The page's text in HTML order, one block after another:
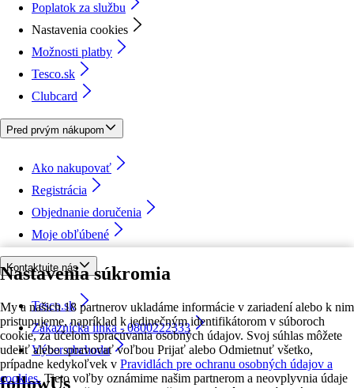
Nastavenia súkromia
My a našich 18 partnerov ukladáme informácie v zariadení alebo k nim
pristupujeme, napríklad k jedinečným identifikátorom v súboroch
cookie, za účelom spracúvania osobných údajov. Svoj súhlas môžete
udeliť alebo spravovať voľbou Prijať alebo Odmietnuť všetko,
prípadne kedykoľvek v Pravidlách pre ochranu osobných údajov a
cookies. Tieto voľby oznámime našim partnerom a neovplyvnia údaje
Poplatok za službu
Nastavenia cookies
Možnosti platby
Tesco.sk
Clubcard
Pred prvým nákupom
Ako nakupovať
Registrácia
Objednanie doručenia
Moje obľúbené
Kontaktujte nás
Tesco.sk
Zákaznícka linka - 0800222333
Výber obchodu
followUs